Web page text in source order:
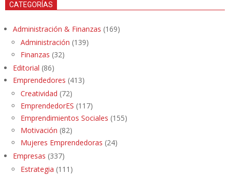
CATEGORÍAS
Administración & Finanzas (169)
Administración (139)
Finanzas (32)
Editorial (86)
Emprendedores (413)
Creatividad (72)
EmprendedorES (117)
Emprendimientos Sociales (155)
Motivación (82)
Mujeres Emprendedoras (24)
Empresas (337)
Estrategia (111)